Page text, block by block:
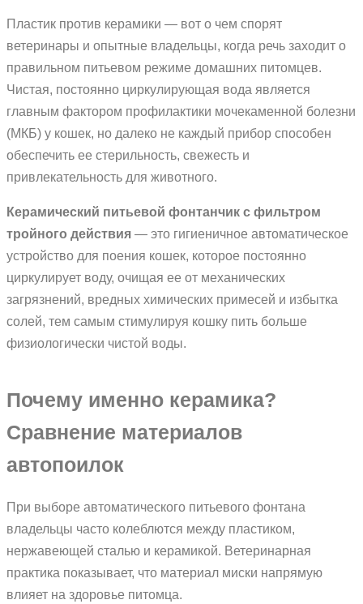
Пластик против керамики — вот о чем спорят
ветеринары и опытные владельцы, когда речь заходит о
правильном питьевом режиме домашних питомцев.
Чистая, постоянно циркулирующая вода является
главным фактором профилактики мочекаменной болезни
(МКБ) у кошек, но далеко не каждый прибор способен
обеспечить ее стерильность, свежесть и
привлекательность для животного.
Керамический питьевой фонтанчик с фильтром
тройного действия — это гигиеничное автоматическое
устройство для поения кошек, которое постоянно
циркулирует воду, очищая ее от механических
загрязнений, вредных химических примесей и избытка
солей, тем самым стимулируя кошку пить больше
физиологически чистой воды.
Почему именно керамика?
Сравнение материалов
автопоилок
При выборе автоматического питьевого фонтана
владельцы часто колеблются между пластиком,
нержавеющей сталью и керамикой. Ветеринарная
практика показывает, что материал миски напрямую
влияет на здоровье питомца.